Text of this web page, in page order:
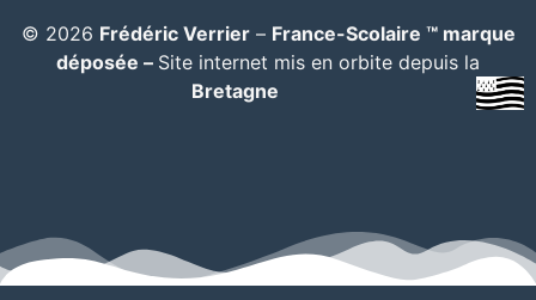
© 2026 Frédéric Verrier– France-Scolaire ™ marque
déposée – Site internet mis en orbite depuis la
Bretagne